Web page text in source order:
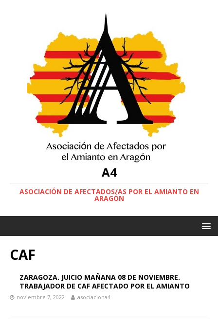
A4
ASOCIACIÓN DE AFECTADOS/AS POR EL AMIANTO EN
ARAGÓN
CAF
ZARAGOZA. JUICIO MAÑANA 08 DE NOVIEMBRE.
TRABAJADOR DE CAF AFECTADO POR EL AMIANTO
noviembre 7, 2022 asociaciona4